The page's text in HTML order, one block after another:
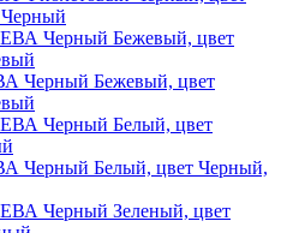
Черный
Черный Бежевый, цвет
Черный Белый, цвет Черный,